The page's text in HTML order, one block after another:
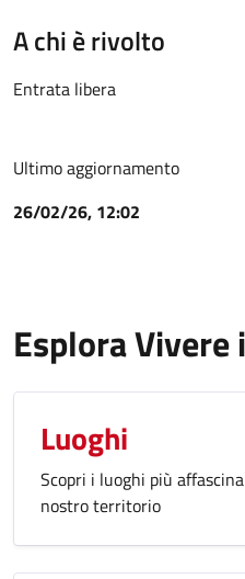
A chi è rivolto
Entrata libera
Ultimo aggiornamento
26/02/26, 12:02
Esplora Vivere
Luoghi
Scopri i luoghi più
nostro territorio